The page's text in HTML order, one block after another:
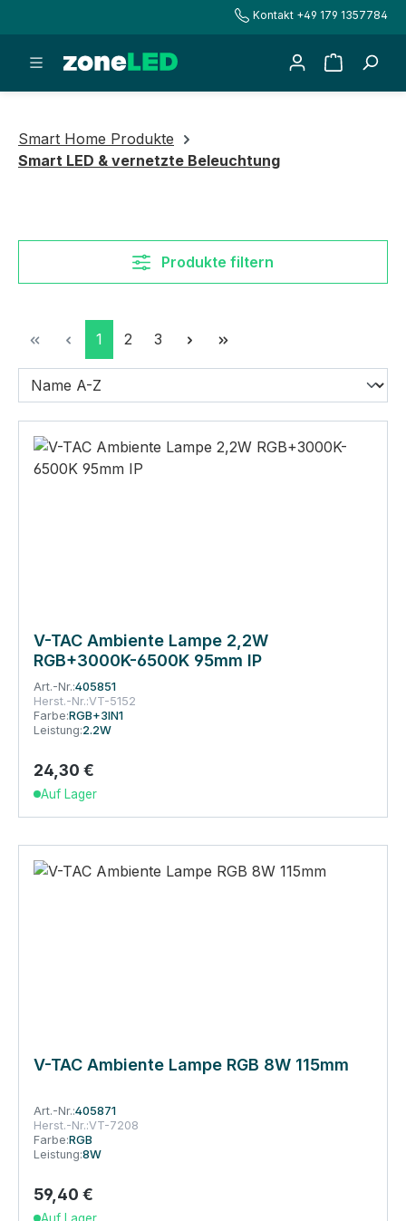
Kontakt +49 179 1357784
Smart Home Produkte
Smart LED & vernetzte Beleuchtung
Produkte filtern
Seite
1 Seite
2 Seite
3
V-TAC Ambiente Lampe 2,2W
RGB+3000K-6500K 95mm IP
Art.-Nr.:405851
Herst.-Nr.:VT-5152
Farbe:RGB+3IN1
Leistung:2.2W
Regulärer Preis:
24,30 €
Auf Lager
V-TAC Ambiente Lampe RGB 8W 115mm
Art.-Nr.:405871
Herst.-Nr.:VT-7208
Farbe:RGB
Leistung:8W
Regulärer Preis:
59,40 €